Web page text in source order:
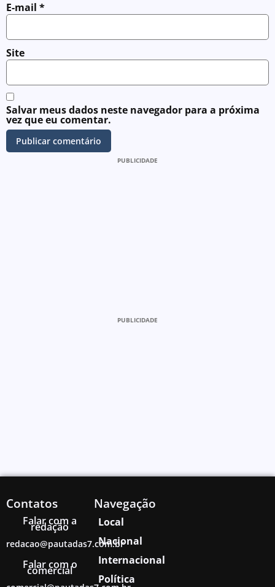
E-mail *
Site
Salvar meus dados neste navegador para a próxima
vez que eu comentar.
PUBLICIDADE
PUBLICIDADE
Contatos
Falar com a
redação
redacao@pautadas7.com.br
Falar com o
comercial
Navegação
Local
Nacional
Internacional
Política